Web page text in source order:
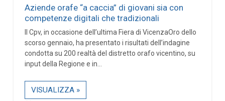
Aziende orafe “a caccia” di giovani sia con
competenze digitali che tradizionali
Il Cpv, in occasione dell’ultima Fiera di VicenzaOro dello
scorso gennaio, ha presentato i risultati dell’indagine
condotta su 200 realtà del distretto orafo vicentino, su
input della Regione e in...
VISUALIZZA »